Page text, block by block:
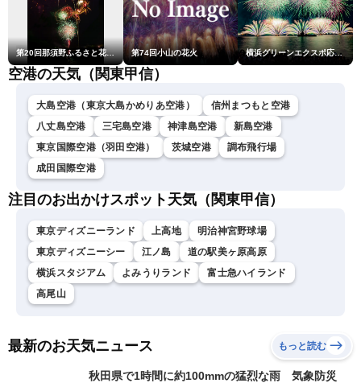
第20回那須野ふるさと花火大会 第74回小山の花火 横浜グリーンエクスポ応援 みなとみらいフェスティバル「スカイシンフォニーinヨコハマ presented byコロワイド」
空港の天気（関東甲信）
大島空港（東京大島かめりあ空港）
信州まつもと空港
八丈島空港
三宅島空港 神津島空港
新島空港
東京国際空港（羽田空港）
茨城空港
調布飛行場
成田国際空港
注目のお出かけスポット天気（関東甲信）
東京ディズニーランド 上高地
明治神宮野球場
東京ディズニーシー
江ノ島
道の駅美ヶ原高原
横浜スタジアム
よみうりランド
富士急ハイランド
高尾山
最新のお天気ニュース もっと読む
秋田県で1時間に約100mmの猛烈な雨 気象防災